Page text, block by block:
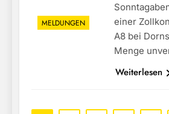
MELDUNGEN
einer
A8 bei
Menge
Weiterlesen